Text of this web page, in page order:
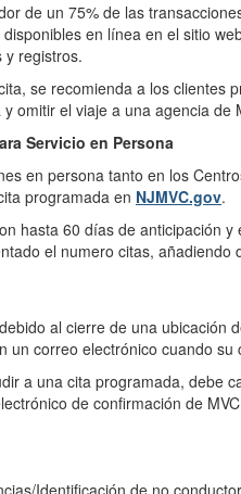
de un 75% de las
en línea en el sitio
y registros.
se recomienda a los clientes
omitir el viaje a una agencia de
Servicio en Persona
en persona tanto en los
programada en NJMVC.gov.
hasta 60 días de anticipación
el numero citas, añadiendo
al cierre de una ubicación
un correo electrónico cuando su
a una cita programada, debe
de confirmación de